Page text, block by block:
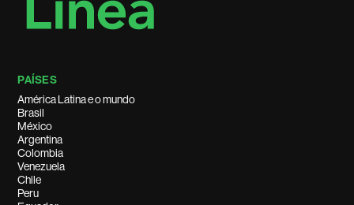
PAÍSES
América Latina e o mundo
Brasil
México
Argentina
Colombia
Venezuela
Chile
Peru